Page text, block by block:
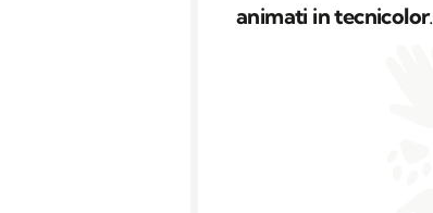
animati in tecnicolor.